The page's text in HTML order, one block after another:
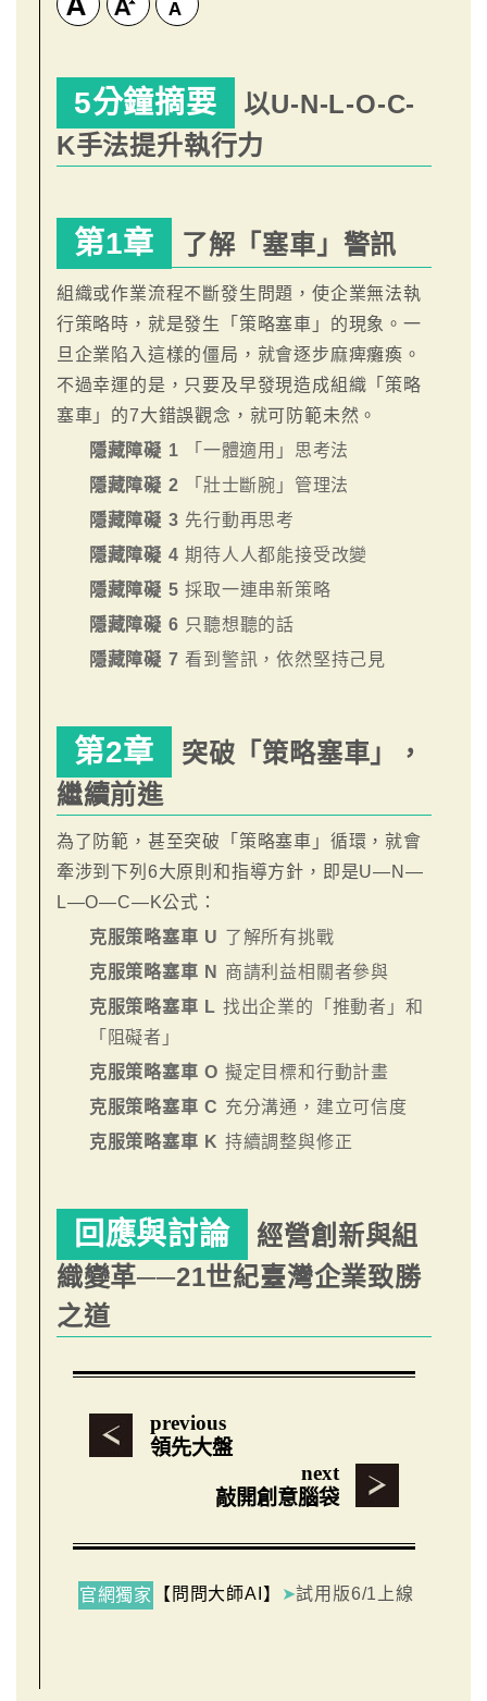
5分鐘摘要
以U-N-L-O-C-
K手法提升執行力
第1章 了解「塞車」警訊
組織或作業流程不斷發生問題，使企業無法執
行策略時，就是發生「策略塞車」的現象。一
旦企業陷入這樣的僵局，就會逐步麻痺癱瘓。
不過幸運的是，只要及早發現造成組織「策略
塞車」的7大錯誤觀念，就可防範未然。
隱藏障礙 1
「一體適用」思考法
隱藏障礙 2
「壯士斷腕」管理法
隱藏障礙 3 先行動再思考
隱藏障礙 4 期待人人都能接受改變
隱藏障礙 5 採取一連串新策略
隱藏障礙 6 只聽想聽的話
隱藏障礙 7 看到警訊，依然堅持己見
第2章
突破「策略塞車」，
繼續前進
為了防範，甚至突破「策略塞車」循環，就會
牽涉到下列6大原則和指導方針，即是U—N—
L—O—C—K公式：
克服策略塞車 U 了解所有挑戰
克服策略塞車 N 商請利益相關者參與
克服策略塞車 L 找出企業的「推動者」和
「阻礙者」
克服策略塞車 O 擬定目標和行動計畫
克服策略塞車 C 充分溝通，建立可信度
克服策略塞車 K 持續調整與修正
回應與討論
經營創新與組
織變革──21世紀臺灣企業致勝
之道
previous
領先大盤
next
敲開創意腦袋
官網獨家 【問問大師AI】 ➤試用版6/1上線